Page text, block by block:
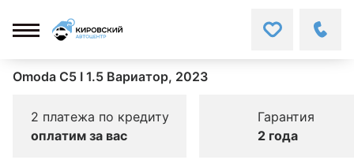
Omoda C5 I 1.5 Вариатор, 2023
2 платежа по кредиту
оплатим за вас
Гарантия
2 года